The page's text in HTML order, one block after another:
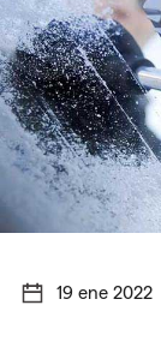
19 ene 2022